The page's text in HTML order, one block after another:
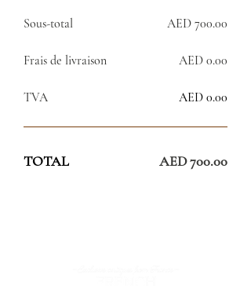
Sous-total AED 700.00
Frais de livraison AED 0.00
TVA AED 0.00
TOTAL AED 700.00